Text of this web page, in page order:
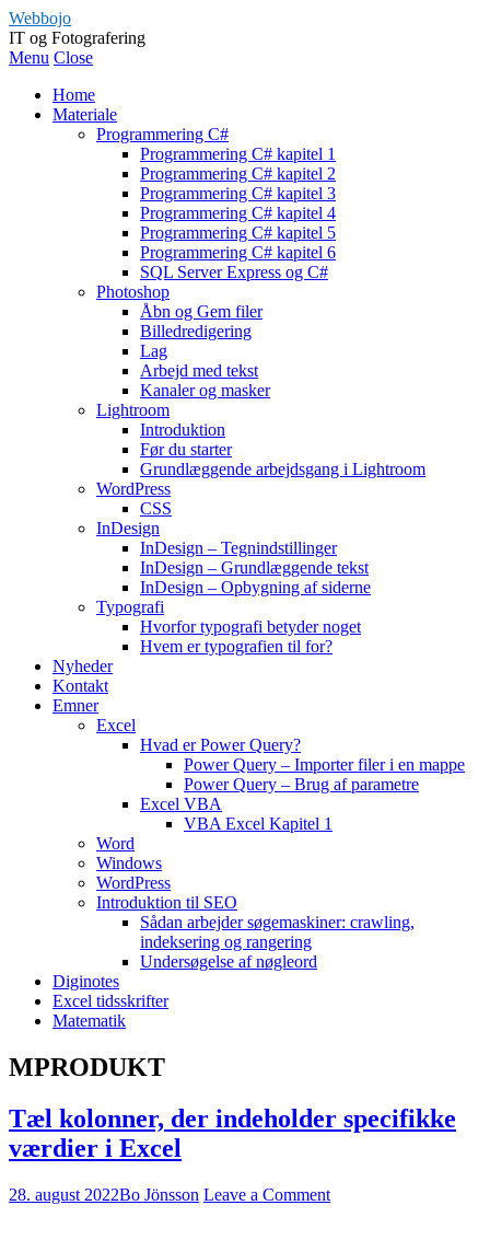
Webbojo
IT og Fotografering
Menu Close
Home
Materiale
Programmering C#
Programmering C# kapitel 1
Programmering C# kapitel 2
Programmering C# kapitel 3
Programmering C# kapitel 4
Programmering C# kapitel 5
Programmering C# kapitel 6
SQL Server Express og C#
Photoshop
Åbn og Gem filer
Billedredigering
Lag
Arbejd med tekst
Kanaler og masker
Lightroom
Introduktion
Før du starter
Grundlæggende arbejdsgang i Lightroom
WordPress
CSS
InDesign
InDesign – Tegnindstillinger
InDesign – Grundlæggende tekst
InDesign – Opbygning af siderne
Typografi
Hvorfor typografi betyder noget
Hvem er typografien til for?
Nyheder
Kontakt
Emner
Excel
Hvad er Power Query?
Power Query – Importer filer i en mappe
Power Query – Brug af parametre
Excel VBA
VBA Excel Kapitel 1
Word
Windows
WordPress
Introduktion til SEO
Sådan arbejder søgemaskiner: crawling,
indeksering og rangering
Undersøgelse af nøgleord
Diginotes
Excel tidsskrifter
Matematik
MPRODUKT
Tæl kolonner, der indeholder specifikke
værdier i Excel
28. august 2022Bo Jönsson Leave a Comment